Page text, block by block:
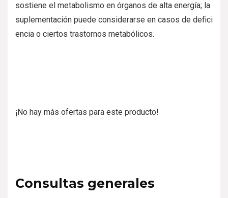
sostiene el metabolismo en órganos de alta energía; la
suplementación puede considerarse en casos de defici
encia o ciertos trastornos metabólicos.
¡No hay más ofertas para este producto!
Consultas generales